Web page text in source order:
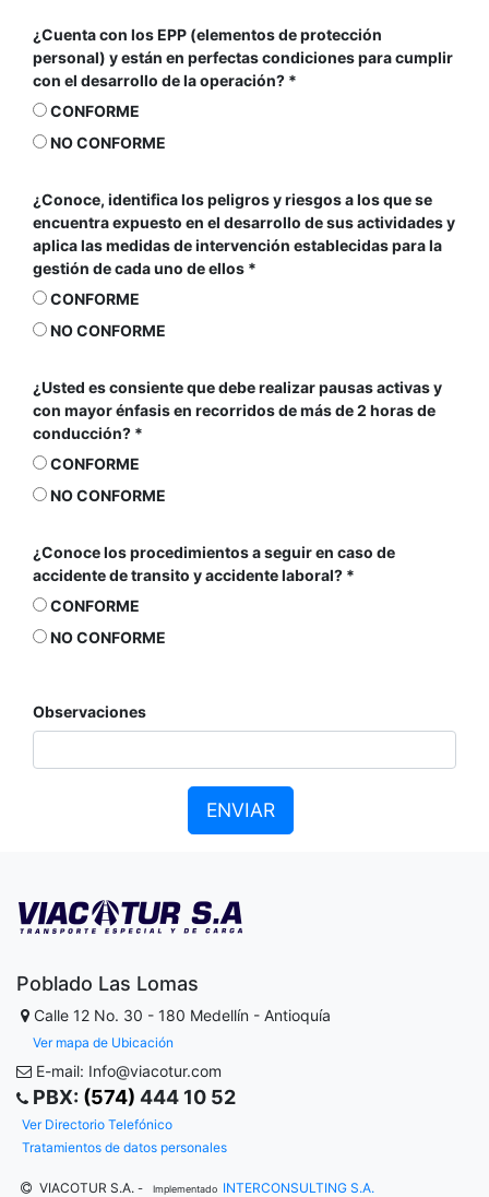
¿Cuenta con los EPP (elementos de protección
personal) y están en perfectas condiciones para cumplir
con el desarrollo de la operación?
CONFORME
NO CONFORME
¿Conoce, identifica los peligros y riesgos a los que se
encuentra expuesto en el desarrollo de sus actividades y
aplica las medidas de intervención establecidas para la
gestión de cada uno de ellos
CONFORME
NO CONFORME
¿Usted es consiente que debe realizar pausas activas y
con mayor énfasis en recorridos de más de 2 horas de
conducción?
CONFORME
NO CONFORME
¿Conoce los procedimientos a seguir en caso de
accidente de transito y accidente laboral?
CONFORME
NO CONFORME
Observaciones
ENVIAR
Poblado Las Lomas
Calle 12 No. 30 - 180 Medellín - Antioquía
Ver mapa de Ubicación
E-mail: Info@viacotur.com
PBX: (574) 444 10 52
Ver Directorio Telefónico
Tratamientos de datos personales
VIACOTUR S.A. - Implementado INTERCONSULTING S.A.